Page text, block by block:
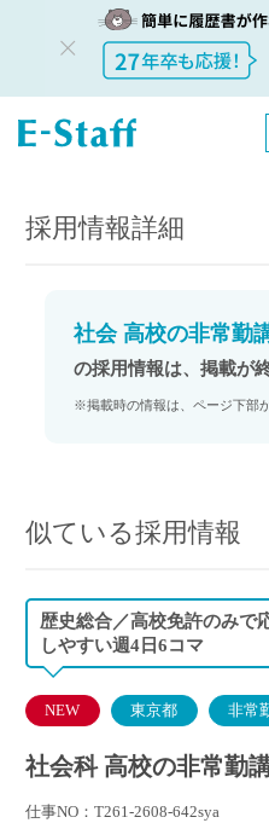
教員採用情
報のイー・
社会 高校の非常勤講師 10月採用
採用情報詳細
社会 高校の非常勤
の採用情報は、掲載が
※掲載時の情報は、ページ下部
似ている採用情報
歴史総合／高校免許のみで
しやすい週4日6コマ
NEW 東京都 非常
社会科 高校の非常勤
仕事NO：T261-2608-642sya